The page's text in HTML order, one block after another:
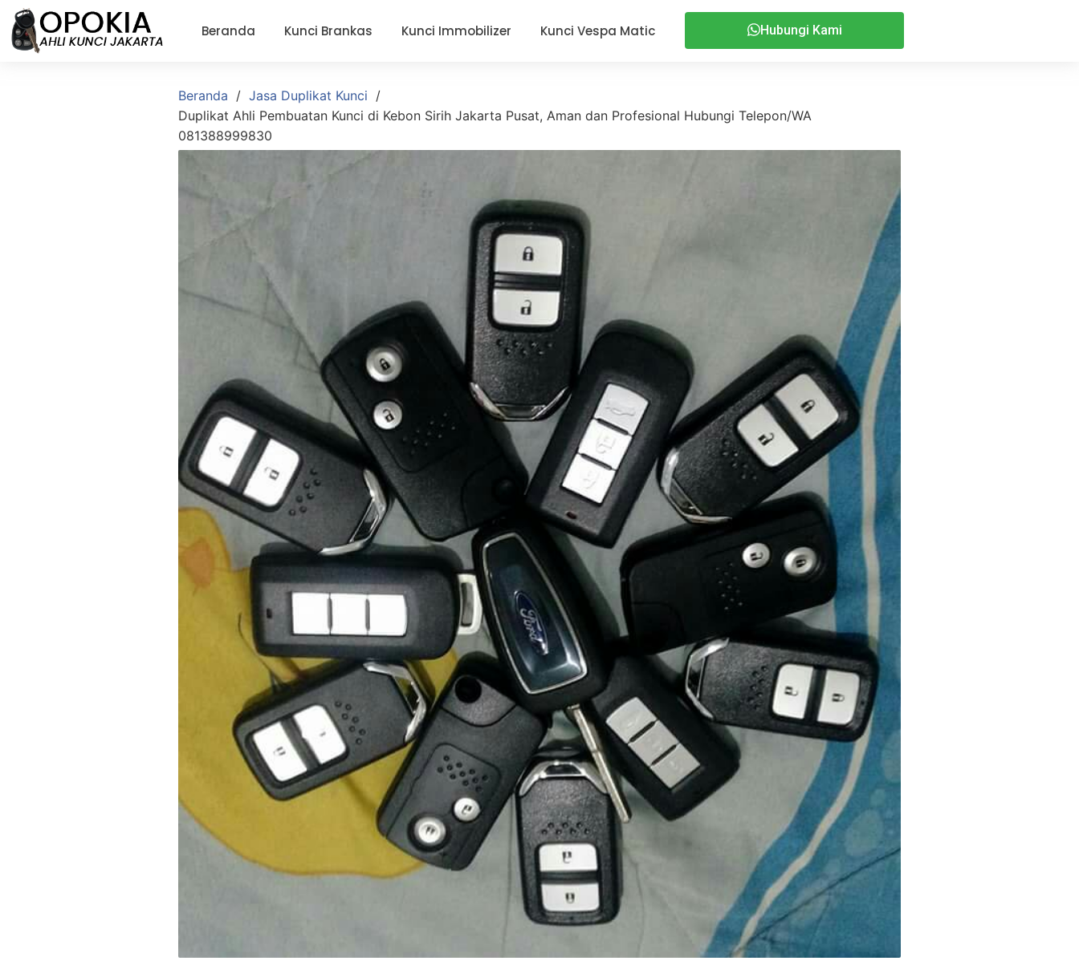
Beranda Kunci Brankas Kunci Immobilizer Kunci Vespa Matic Hubungi Kami
Beranda
Jasa Duplikat Kunci
Duplikat Ahli Pembuatan Kunci di Kebon Sirih Jakarta Pusat, Aman dan Profesional Hubungi Telepon/WA
081388999830